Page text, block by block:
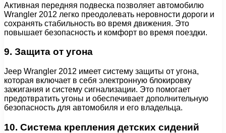
Активная передняя подвеска позволяет автомобилю
Wrangler 2012 легко преодолевать неровности дороги и
сохранять стабильность во время движения. Это
повышает безопасность и комфорт во время поездки.
9. Защита от угона
Jeep Wrangler 2012 имеет систему защиты от угона,
которая включает в себя электронную блокировку
зажигания и систему сигнализации. Это помогает
предотвратить угоны и обеспечивает дополнительную
безопасность для автомобиля и его владельца.
10. Система крепления детских сидений